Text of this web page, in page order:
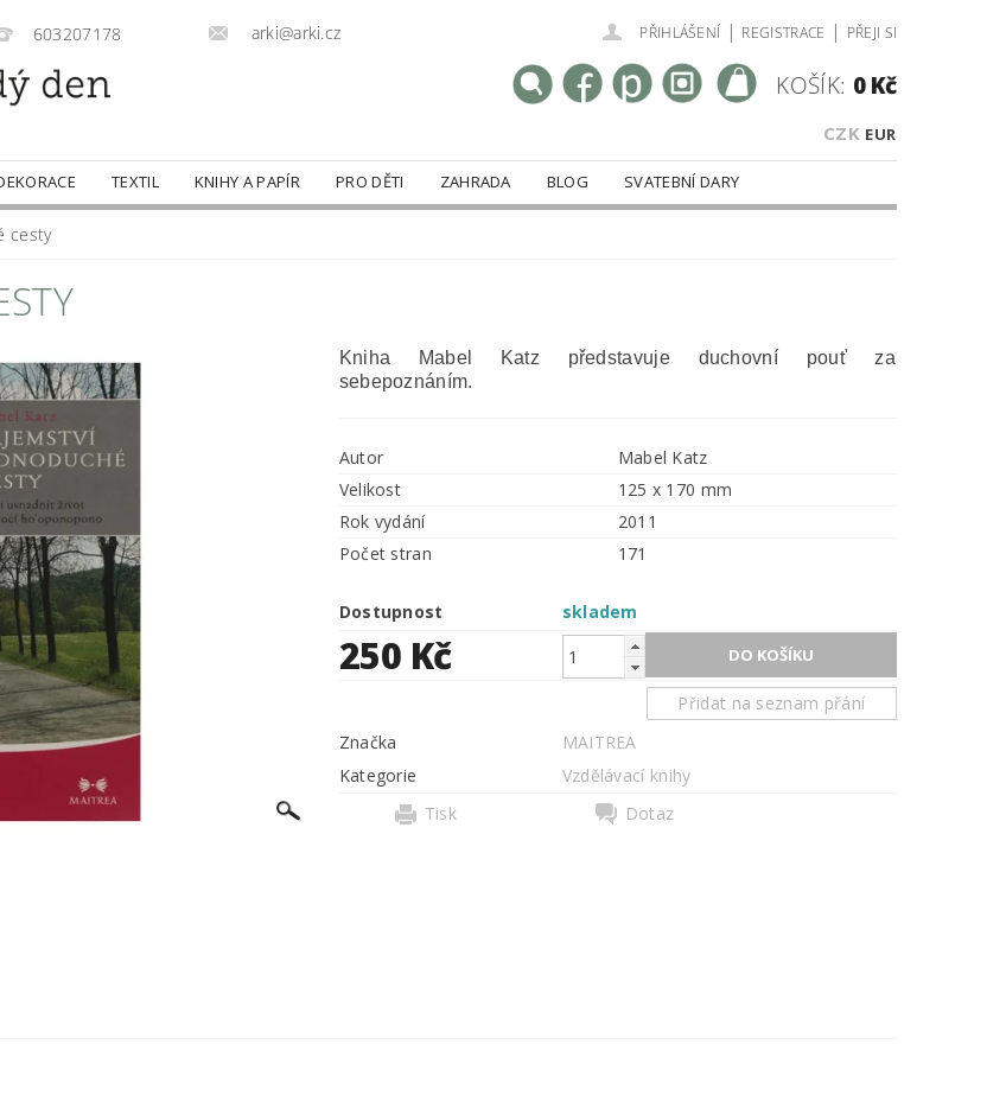
603207178 arki@arki.cz PŘIHLÁŠENÍ | REGISTRACE | PŘEJI SI
CZK EUR
KOŠÍK: 0 Kč
TEXTIL KNIHY A PAPÍR PRO DĚTI ZAHRADA BLOG
SVATEBNÍ DARY
cesty
Kniha Mabel Katz představuje duchovní pouť za
sebepoznáním.
Autor
Mabel Katz
Velikost
125 x 170 mm
Rok vydání
2011
Počet stran
171
Dostupnost skladem
250 Kč
Přidat na seznam přání
Značka
MAITREA
Kategorie
Vzdělávací knihy
Tisk
Dotaz